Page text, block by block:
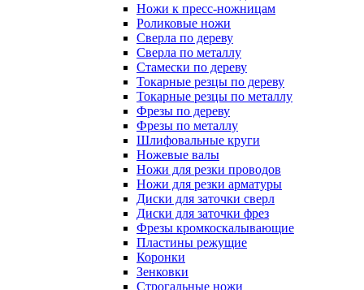
Ножи к пресс-ножницам
Роликовые ножи
Сверла по дереву
Сверла по металлу
Стамески по дереву
Токарные резцы по дереву
Токарные резцы по металлу
Фрезы по дереву
Фрезы по металлу
Шлифовальные круги
Ножевые валы
Ножи для резки проводов
Ножи для резки арматуры
Диски для заточки сверл
Диски для заточки фрез
Фрезы кромкоскалывающие
Пластины режущие
Коронки
Зенковки
Строгальные ножи